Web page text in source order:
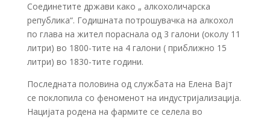
Соединетите држави како „ алкохоличарска
република“. Годишната потрошувачка на алкохол
по глава на жител пораснала од 3 галони (околу 11
литри) во 1800-тите на 4 галони ( приближно 15
литри) во 1830-тите години.
Последната половина од службата на Елена Вајт
се поклопила со феноменот на индустријализација.
Нацијата родена на фармите се селела во